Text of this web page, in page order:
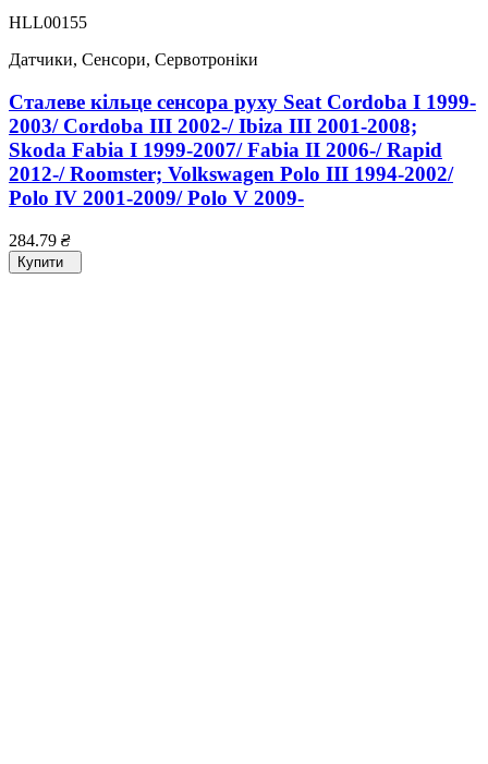
HLL00155
Датчики, Сенсори, Сервотроніки
Сталеве кільце сенсора руху Seat Cordoba I 1999-
2003/ Cordoba III 2002-/ Ibiza III 2001-2008;
Skoda Fabia I 1999-2007/ Fabia II 2006-/ Rapid
2012-/ Roomster; Volkswagen Polo III 1994-2002/
Polo IV 2001-2009/ Polo V 2009-
284.79 ₴
Купити